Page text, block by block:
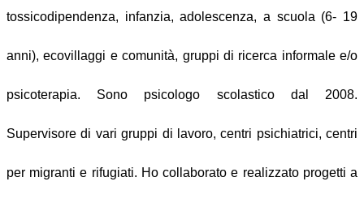
tossicodipendenza, infanzia, adolescenza, a scuola (6- 19
anni), ecovillaggi e comunità, gruppi di ricerca informale e/o
psicoterapia. Sono psicologo scolastico dal 2008.
Supervisore di vari gruppi di lavoro, centri psichiatrici, centri
per migranti e rifugiati. Ho collaborato e realizzato progetti a